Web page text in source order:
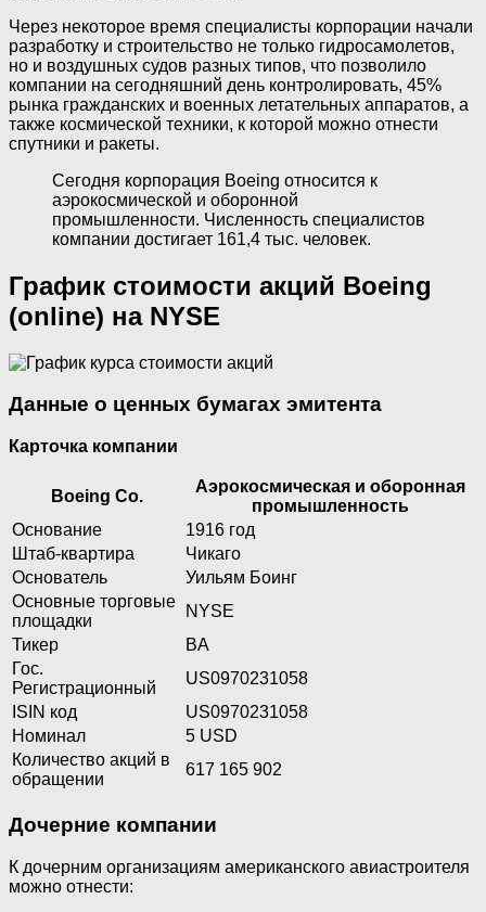
Через некоторое время специалисты корпорации начали
разработку и строительство не только гидросамолетов,
но и воздушных судов разных типов, что позволило
компании на сегодняшний день контролировать, 45%
рынка гражданских и военных летательных аппаратов, а
также космической техники, к которой можно отнести
спутники и ракеты.
Сегодня корпорация Boeing относится к
аэрокосмической и оборонной
промышленности. Численность специалистов
компании достигает 161,4 тыс. человек.
График стоимости акций Boeing
(online) на NYSE
Данные о ценных бумагах эмитента
Карточка компании
Boeing Co.
Аэрокосмическая и оборонная
промышленность
Основание
1916 год
Штаб-квартира
Чикаго
Основатель
Уильям Боинг
Основные торговые
площадки
NYSE
Тикер
BA
Гос.
Регистрационный
US0970231058
ISIN код
US0970231058
Номинал
5 USD
Количество акций в
обращении
617 165 902
Дочерние компании
К дочерним организациям американского авиастроителя
можно отнести: